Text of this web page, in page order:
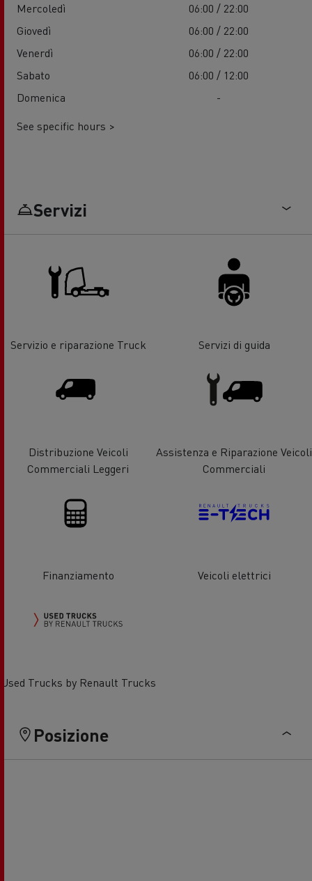
Mercoledì
06:00 / 22:00
Giovedì
06:00 / 22:00
Venerdì
06:00 / 22:00
Sabato
06:00 / 12:00
Domenica
-
See specific hours >
Servizi
Servizio e riparazione Truck Servizi di guida
Distribuzione Veicoli
Commerciali Leggeri
Assistenza e Riparazione Veicoli
Commerciali
Finanziamento Veicoli elettrici
Used Trucks by Renault Trucks
Posizione